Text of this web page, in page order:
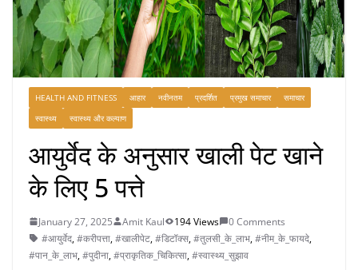
HEALTH AND FITNESS आहार नवीनतम प्रदर्शित प्रमुख समाचार
समाचार
स्वास्थ्य
स्वास्थ्य और कल्याण
आयुर्वेद के अनुसार खाली पेट खाने
के लिए 5 पत्ते
January 27, 2025 Amit Kaul 194 Views
0 Comments
#आयुर्वेद,#करीपत्ता,#खालीपेट,#डिटॉक्स,#तुलसी_के_लाभ,#नीम_के_फायदे,
#पान_के_लाभ,#पुदीना,#प्राकृतिक_चिकित्सा,#स्वास्थ्य_सुझाव